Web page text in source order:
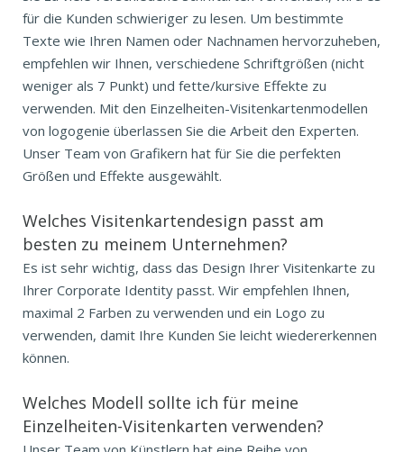
für die Kunden schwieriger zu lesen. Um bestimmte
Texte wie Ihren Namen oder Nachnamen hervorzuheben,
empfehlen wir Ihnen, verschiedene Schriftgrößen (nicht
weniger als 7 Punkt) und fette/kursive Effekte zu
verwenden. Mit den Einzelheiten-Visitenkartenmodellen
von logogenie überlassen Sie die Arbeit den Experten.
Unser Team von Grafikern hat für Sie die perfekten
Größen und Effekte ausgewählt.
Welches Visitenkartendesign passt am
besten zu meinem Unternehmen?
Es ist sehr wichtig, dass das Design Ihrer Visitenkarte zu
Ihrer Corporate Identity passt. Wir empfehlen Ihnen,
maximal 2 Farben zu verwenden und ein Logo zu
verwenden, damit Ihre Kunden Sie leicht wiedererkennen
können.
Welches Modell sollte ich für meine
Einzelheiten-Visitenkarten verwenden?